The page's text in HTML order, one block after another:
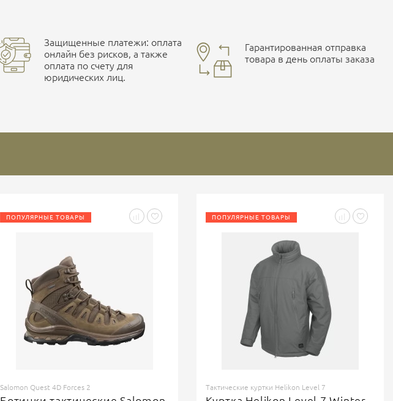
Защищенные платежи: оплата
онлайн без рисков, а также
оплата по счету для
юридических лиц.
Гарантированная отправка
товара в день оплаты заказа
ПОПУЛЯРНЫЕ ТОВАРЫ
Salomon Quest 4D Forces 2
ПОПУЛЯРНЫЕ ТОВАРЫ
Тактические куртки Helikon Level 7